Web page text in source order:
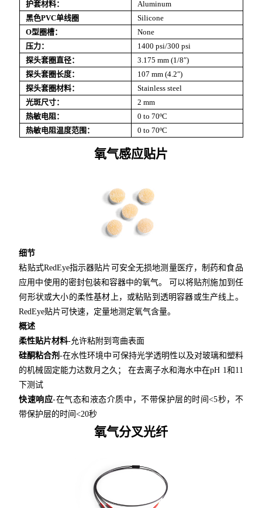
护套材料：
Aluminum
黑色PVC单线圈
Silicone
O型圈槽：
None
压力：
1400 psi/300 psi
探头套圈直径：
3.175 mm (1/8″)
探头套圈长度：
107 mm (4.2″)
探头套圈材料：
Stainless steel
光斑尺寸：
2 mm
热敏电阻：
0 to 70ºC
热敏电阻温度范围：
0 to 70ºC
氧气感应贴片
细节
粘贴式RedEye指示器贴片可安全无损地测量医疗，制药和食品
应用中使用的密封包装和容器中的氧气。 可以将贴剂施加到任
何形状或大小的柔性基材上，或粘贴到透明容器或生产线上。
RedEye贴片可快速，定量地测定氧气含量。
概述
柔性贴片材料-允许粘附到弯曲表面
硅酮粘合剂-在水性环境中可保持光学透明性以及对玻璃和塑料
的机械固定能力达数月之久； 在去离子水和海水中在pH 1和11
下测试
快速响应-在气态和液态介质中，不带保护层的时间<5秒，不
带保护层的时间<20秒
氧气分叉光纤